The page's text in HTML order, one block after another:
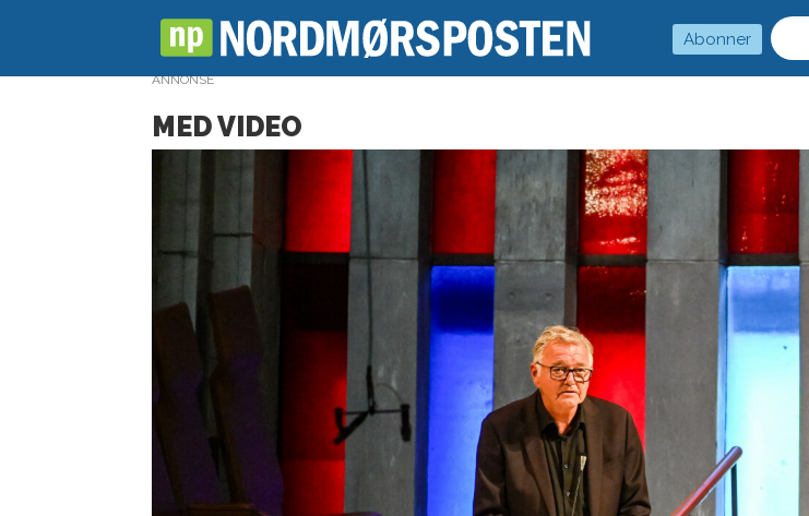
Abonner
Søk
ANNONSE
MED VIDEO